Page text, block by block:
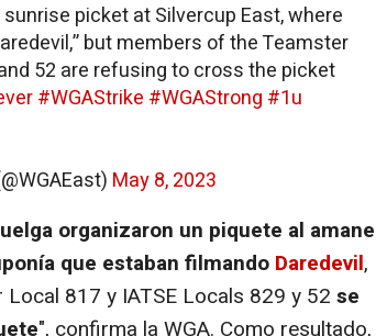
picket at Silvercup East, where
but members of the Teamster
52 are refusing to cross the picket
#WGAStrike #WGAStrong #1u
May 8, 2023
organizaron un piquete al
que estaban filmando Daredevil,
817 y IATSE Locals 829 y 52 se
", confirma la WGA. Como